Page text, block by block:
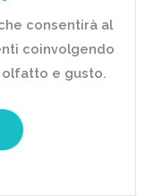
consentirà al
coinvolgendo
e gusto.